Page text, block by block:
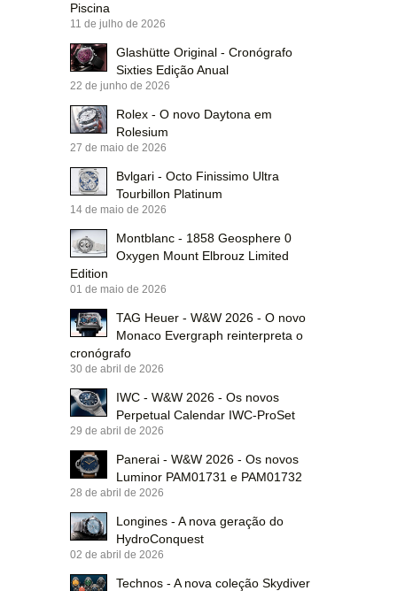
Piscina
11 de julho de 2026
Glashütte Original - Cronógrafo
Sixties Edição Anual
22 de junho de 2026
Rolex - O novo Daytona em
Rolesium
27 de maio de 2026
Bvlgari - Octo Finissimo Ultra
Tourbillon Platinum
14 de maio de 2026
Montblanc - 1858 Geosphere 0
Oxygen Mount Elbrouz Limited
Edition
01 de maio de 2026
TAG Heuer - W&W 2026 - O novo
Monaco Evergraph reinterpreta o
cronógrafo
30 de abril de 2026
IWC - W&W 2026 - Os novos
Perpetual Calendar IWC-ProSet
29 de abril de 2026
Panerai - W&W 2026 - Os novos
Luminor PAM01731 e PAM01732
28 de abril de 2026
Longines - A nova geração do
HydroConquest
02 de abril de 2026
Technos - A nova coleção Skydiver